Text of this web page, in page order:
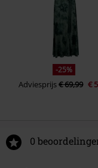
-25%
Adviesprijs€ 69,99 €
0